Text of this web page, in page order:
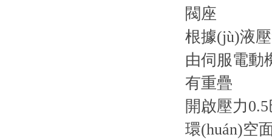
閥座
根據(jù)液
由伺服電動
有重疊
開啟壓力
環(huán)空